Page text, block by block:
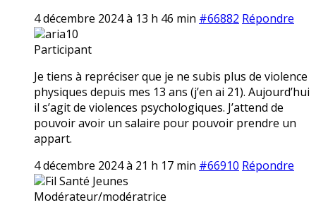
4 décembre 2024 à 13 h 46 min #66882 Répondre
aria10
Participant
Je tiens à repréciser que je ne subis plus de violence
physiques depuis mes 13 ans (j’en ai 21). Aujourd’hui
il s’agit de violences psychologiques. J’attend de
pouvoir avoir un salaire pour pouvoir prendre un
appart.
4 décembre 2024 à 21 h 17 min #66910 Répondre
Fil Santé Jeunes
Modérateur/modératrice